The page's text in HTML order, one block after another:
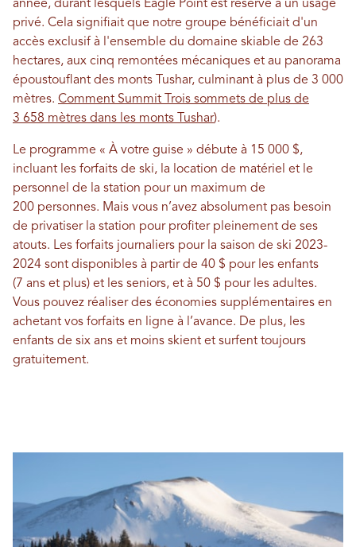
année, durant lesquels Eagle Point est réservé à un usage
privé. Cela signifiait que notre groupe bénéficiait d'un
accès exclusif à l'ensemble du domaine skiable de 263
hectares, aux cinq remontées mécaniques et au panorama
époustouflant des monts Tushar, culminant à plus de 3 000
mètres. Comment Summit Trois sommets de plus de
3 658 mètres dans les monts Tushar).
Le programme « À votre guise » débute à 15 000 $,
incluant les forfaits de ski, la location de matériel et le
personnel de la station pour un maximum de
200 personnes. Mais vous n’avez absolument pas besoin
de privatiser la station pour profiter pleinement de ses
atouts. Les forfaits journaliers pour la saison de ski 2023-
2024 sont disponibles à partir de 40 $ pour les enfants
(7 ans et plus) et les seniors, et à 50 $ pour les adultes.
Vous pouvez réaliser des économies supplémentaires en
achetant vos forfaits en ligne à l’avance. De plus, les
enfants de six ans et moins skient et surfent toujours
gratuitement.